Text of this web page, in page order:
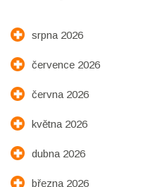
srpna 2026
července 2026
června 2026
května 2026
dubna 2026
března 2026